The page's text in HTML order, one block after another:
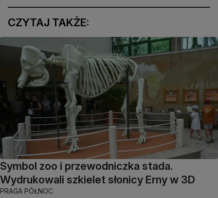
CZYTAJ TAKŻE:
Symbol zoo i przewodniczka stada.
Wydrukowali szkielet słonicy Erny w 3D
PRAGA PÓŁNOC